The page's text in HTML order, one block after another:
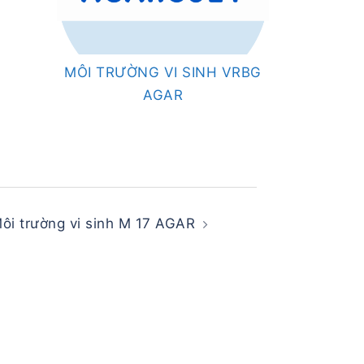
MÔI TRƯỜNG VI SINH VRBG
AGAR
trường vi sinh M 17 AGAR